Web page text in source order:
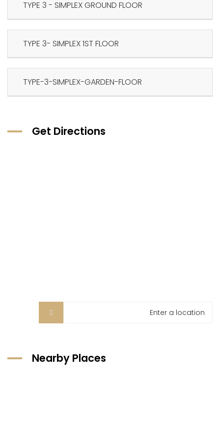
TYPE 3 - SIMPLEX GROUND FLOOR
TYPE 3- SIMPLEX 1ST FLOOR
TYPE-3-SIMPLEX-GARDEN-FLOOR
Get Directions
Nearby Places